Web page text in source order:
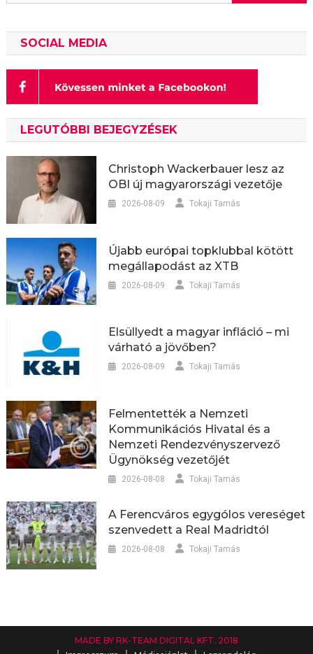
SOCIAL MEDIA
LEGUTÓBBI BEJEGYZÉSEK
Christoph Wackerbauer lesz az
OBI új magyarországi vezetője
2026-08-09 Tokaji Tamás
Újabb európai topklubbal kötött
megállapodást az XTB
2026-08-09 Tokaji Tamás
Elsüllyedt a magyar infláció – mi
várható a jövőben?
2026-08-09 Tokaji Tamás
Felmentették a Nemzeti
Kommunikációs Hivatal és a
Nemzeti Rendezvényszervező
Ügynökség vezetőjét
2026-08-08 Tokaji Tamás
A Ferencváros egygólos vereséget
szenvedett a Real Madridtól
2026-08-08 Tokaji Tamás
MADE BY RK-TEAM DIGITAL KFT. 2018